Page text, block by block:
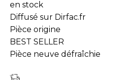
en stock
Diffusé sur Dirfac.fr
Pièce origine
BEST SELLER
Pièce neuve défraîchie